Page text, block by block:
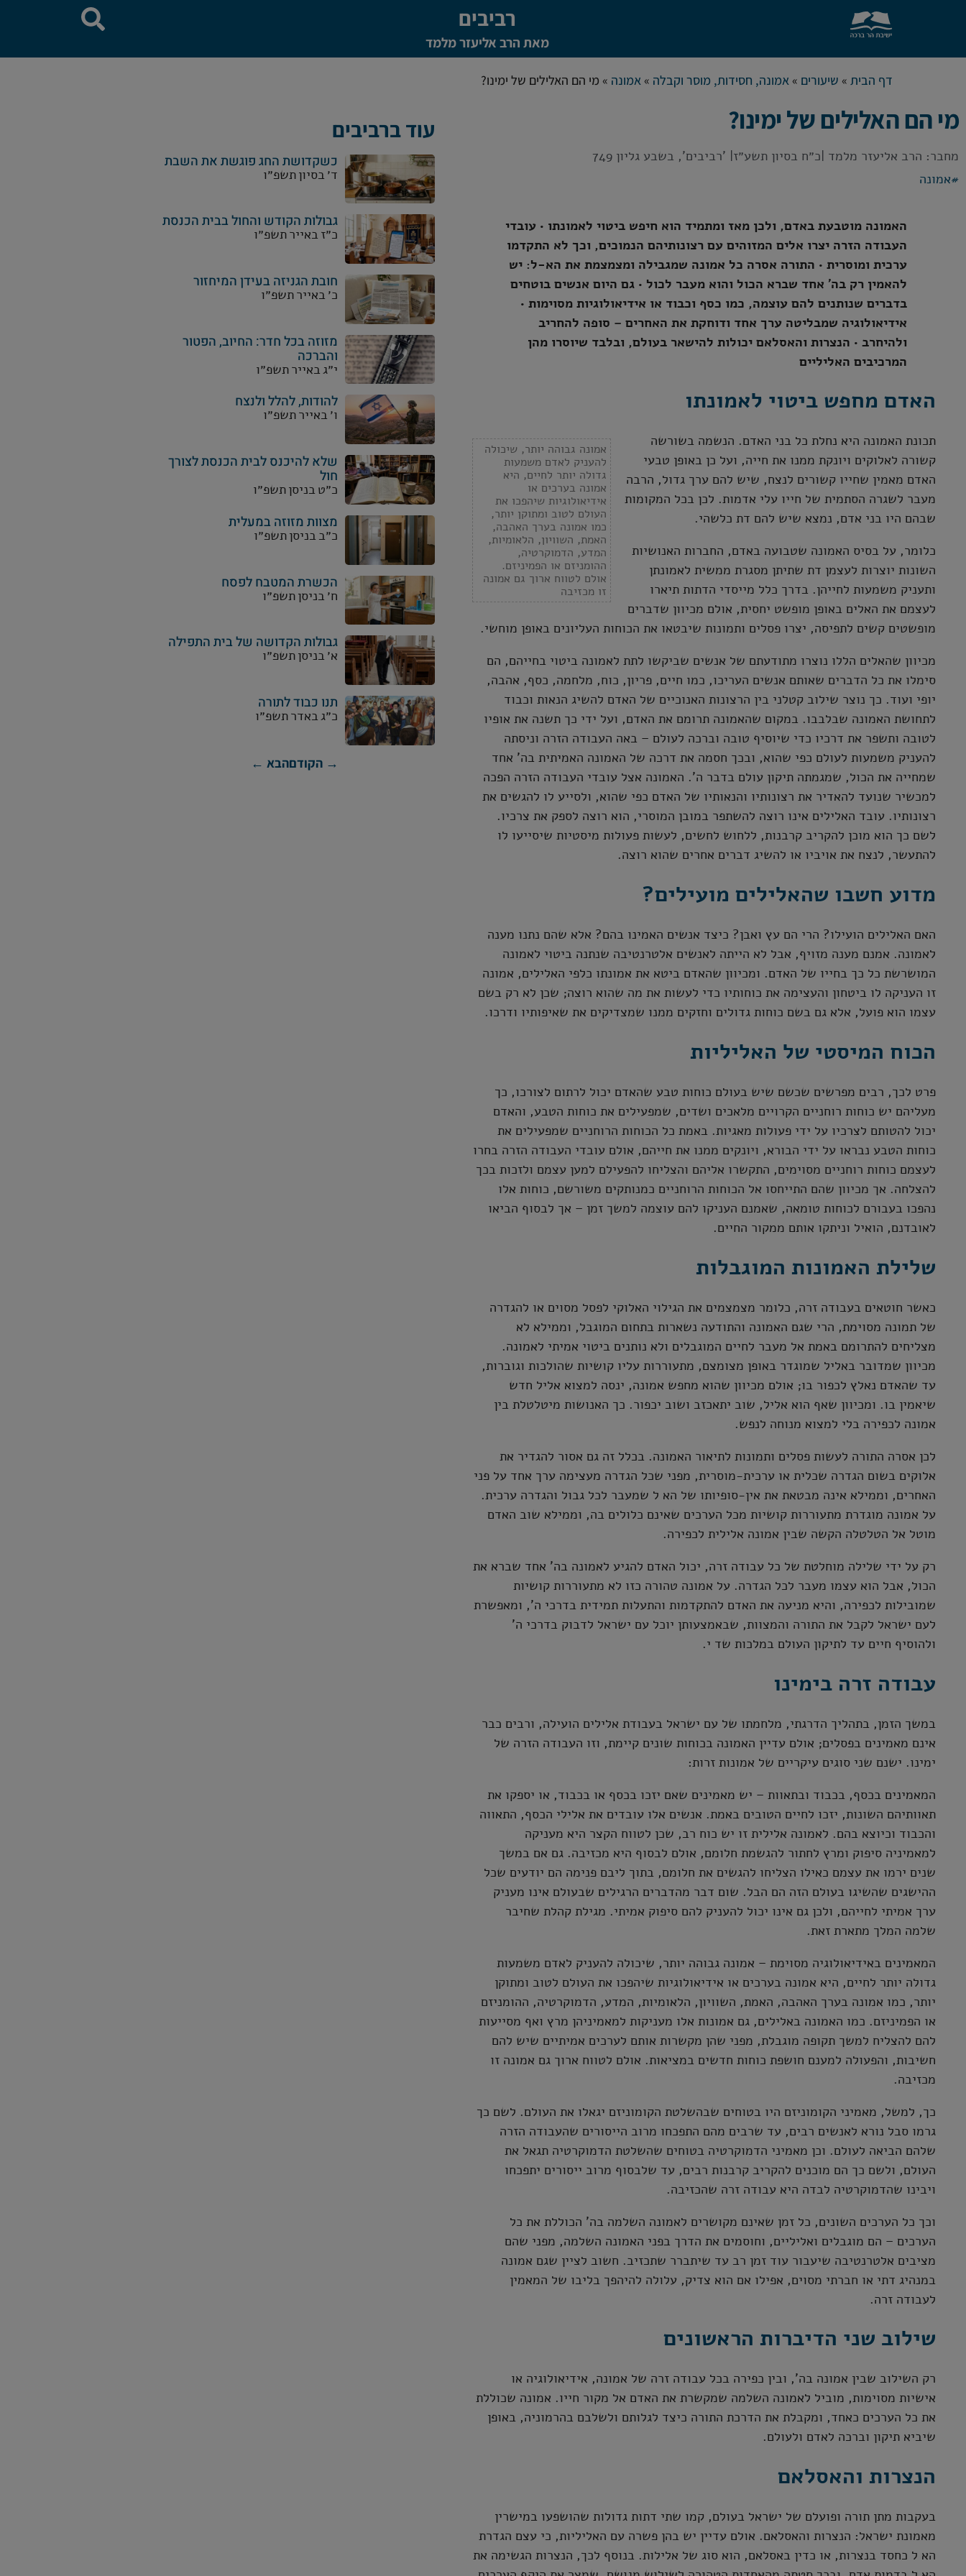
רביבים
מאת הרב אליעזר מלמד
דף הבית » שיעורים » אמונה, חסידות, מוסר וקבלה » אמונה » מי הם האלילים של ימינו?
מי הם האלילים של ימינו?
מחבר: הרב אליעזר מלמד |כ״ח בסיון תשע״ז| 'רביבים', בשבע גליון 749
#אמונה
האמונה מוטבעת באדם, ולכן מאז ומתמיד הוא חיפש ביטוי לאמונתו • עובדי
העבודה הזרה יצרו אלים המזוהים עם רצונותיהם הנמוכים, וכך לא התקדמו
ערכית ומוסרית • התורה אסרה כל אמונה שמגבילה ומצמצמת את הא-ל: יש
להאמין רק בה' אחד שברא הכול והוא מעבר לכול • גם היום אנשים בוטחים
בדברים שנותנים להם עוצמה, כמו כסף וכבוד או אידיאולוגיות מסוימות •
אידיאולוגיה שמבליטה ערך אחד ודוחקת את האחרים – סופה להחריב
ולהיחרב • הנצרות והאסלאם יכולות להישאר בעולם, ובלבד שיוסרו מהן
המרכיבים האליליים
האדם מחפש ביטוי לאמונתו
אמונה גבוהה יותר, שיכולה
להעניק לאדם משמעות
גדולה יותר לחיים, היא
אמונה בערכים או
אידיאולוגיות שיהפכו את
העולם לטוב ומתוקן יותר,
כמו אמונה בערך האהבה,
האמת, השוויון, הלאומיות,
המדע, הדמוקרטיה,
ההומניזם או הפמיניזם.
אולם לטווח ארוך גם אמונה
זו מכזיבה
תכונת האמונה היא נחלת כל בני האדם. הנשמה בשורשה
קשורה לאלוקים ויונקת ממנו את חייה, ועל כן באופן טבעי
האדם מאמין שחייו קשורים לנצח, שיש להם ערך גדול, הרבה
מעבר לשגרה הסתמית של חייו עלי אדמות. לכן בכל המקומות
שבהם היו בני אדם, נמצא שיש להם דת כלשהי.
כלומר, על בסיס האמונה שטבועה באדם, החברות האנושיות
השונות יוצרות לעצמן דת שתיתן מסגרת ממשית לאמונתן
ותעניק משמעות לחייהן. בדרך כלל מייסדי הדתות תיארו
לעצמם את האלים באופן מופשט יחסית, אולם מכיוון שדברים
מופשטים קשים לתפיסה, יצרו פסלים ותמונות שיבטאו את הכוחות העליונים באופן מוחשי.
מכיוון שהאלים הללו נוצרו מתודעתם של אנשים שביקשו לתת לאמונה ביטוי בחייהם, הם
סימלו את כל הדברים שאותם אנשים העריכו, כמו חיים, פריון, כוח, מלחמה, כסף, אהבה,
יופי ועוד. כך נוצר שילוב קטלני בין הרצונות האנוכיים של האדם להשיג הנאות וכבוד
לתחושת האמונה שבלבבו. במקום שהאמונה תרומם את האדם, ועל ידי כך תשנה את אופיו
לטובה ותשפר את דרכיו כדי שיוסיף טובה וברכה לעולם – באה העבודה הזרה וניסתה
להעניק משמעות לעולם כפי שהוא, ובכך חסמה את דרכה של האמונה האמיתית בה' אחד
שמחייה את הכול, שמגמתה תיקון עולם בדבר ה'. האמונה אצל עובדי העבודה הזרה הפכה
למכשיר שנועד להאדיר את רצונותיו והנאותיו של האדם כפי שהוא, ולסייע לו להגשים את
רצונותיו. עובד האלילים אינו רוצה להשתפר במובן המוסרי, הוא רוצה לספק את צרכיו.
לשם כך הוא מוכן להקריב קרבנות, ללחוש לחשים, לעשות פעולות מיסטיות שיסייעו לו
להתעשר, לנצח את אויביו או להשיג דברים אחרים שהוא רוצה.
מדוע חשבו שהאלילים מועילים?
האם האלילים הועילו? הרי הם עץ ואבן? כיצד אנשים האמינו בהם? אלא שהם נתנו מענה
לאמונה. אמנם מענה מזויף, אבל לא הייתה לאנשים אלטרנטיבה שנתנה ביטוי לאמונה
המושרשת כל כך בחייו של האדם. ומכיוון שהאדם ביטא את אמונתו כלפי האלילים, אמונה
זו העניקה לו ביטחון והעצימה את כוחותיו כדי לעשות את מה שהוא רוצה; שכן לא רק בשם
עצמו הוא פועל, אלא גם בשם כוחות גדולים וחזקים ממנו שמצדיקים את שאיפותיו ודרכו.
הכוח המיסטי של האליליות
פרט לכך, רבים מפרשים שכשם שיש בעולם כוחות טבע שהאדם יכול לרתום לצורכו, כך
מעליהם יש כוחות רוחניים הקרויים מלאכים ושדים, שמפעילים את כוחות הטבע, והאדם
יכול להטותם לצרכיו על ידי פעולות מאגיות. באמת כל הכוחות הרוחניים שמפעילים את
כוחות הטבע נבראו על ידי הבורא, ויונקים ממנו את חייהם, אולם עובדי העבודה הזרה בחרו
לעצמם כוחות רוחניים מסוימים, התקשרו אליהם והצליחו להפעילם למען עצמם ולזכות בכך
להצלחה. אך מכיוון שהם התייחסו אל הכוחות הרוחניים כמנותקים משורשם, כוחות אלו
נהפכו בעבורם לכוחות טומאה, שאמנם העניקו להם עוצמה למשך זמן – אך לבסוף הביאו
לאובדנם, הואיל וניתקו אותם ממקור החיים.
שלילת האמונות המוגבלות
כאשר חוטאים בעבודה זרה, כלומר מצמצמים את הגילוי האלוקי לפסל מסוים או להגדרה
של תמונה מסוימת, הרי שגם האמונה והתודעה נשארות בתחום המוגבל, וממילא לא
מצליחים להתרומם באמת אל מעבר לחיים המוגבלים ולא נותנים ביטוי אמיתי לאמונה.
מכיוון שמדובר באליל שמוגדר באופן מצומצם, מתעוררות עליו קושיות שהולכות וגוברות,
עד שהאדם נאלץ לכפור בו; אולם מכיוון שהוא מחפש אמונה, ינסה למצוא אליל חדש
שיאמין בו. ומכיוון שאף הוא אליל, שוב יתאכזב ושוב יכפור. כך האנושות מיטלטלת בין
אמונה לכפירה בלי למצוא מנוחה לנפש.
לכן אסרה התורה לעשות פסלים ותמונות לתיאור האמונה. בכלל זה גם אסור להגדיר את
אלוקים בשום הגדרה שכלית או ערכית-מוסרית, מפני שכל הגדרה מעצימה ערך אחד על פני
האחרים, וממילא אינה מבטאת את אין-סופיותו של הא ל שמעבר לכל גבול והגדרה ערכית.
על אמונה מוגדרת מתעוררות קושיות מכל הערכים שאינם כלולים בה, וממילא שוב האדם
מוטל אל הטלטלה הקשה שבין אמונה אלילית לכפירה.
רק על ידי שלילה מוחלטת של כל עבודה זרה, יכול האדם להגיע לאמונה בה' אחד שברא את
הכול, אבל הוא עצמו מעבר לכל הגדרה. על אמונה טהורה כזו לא מתעוררות קושיות
שמובילות לכפירה, והיא מניעה את האדם להתקדמות והתעלות תמידית בדרכי ה', ומאפשרת
לעם ישראל לקבל את התורה והמצוות, שבאמצעותן יוכל עם ישראל לדבוק בדרכי ה'
ולהוסיף חיים עד לתיקון העולם במלכות שד י.
עבודה זרה בימינו
במשך הזמן, בתהליך הדרגתי, מלחמתו של עם ישראל בעבודת אלילים הועילה, ורבים כבר
אינם מאמינים בפסלים; אולם עדיין האמונה בכוחות שונים קיימת, וזו העבודה הזרה של
ימינו. ישנם שני סוגים עיקריים של אמונות זרות:
המאמינים בכסף, בכבוד ובתאוות – יש מאמינים שאם יזכו בכסף או בכבוד, או יספקו את
תאוותיהם השונות, יזכו לחיים הטובים באמת. אנשים אלו עובדים את אלילי הכסף, התאווה
והכבוד וכיוצא בהם. לאמונה אלילית זו יש כוח רב, שכן לטווח הקצר היא מעניקה
למאמיניה סיפוק ומרץ לחתור להגשמת חלומם, אולם לבסוף היא מכזיבה. גם אם במשך
שנים ירמו את עצמם כאילו הצליחו להגשים את חלומם, בתוך ליבם פנימה הם יודעים שכל
ההישגים שהשיגו בעולם הזה הם הבל. שום דבר מהדברים הרגילים שבעולם אינו מעניק
ערך אמיתי לחייהם, ולכן גם אינו יכול להעניק להם סיפוק אמיתי. מגילת קהלת שחיבר
שלמה המלך מתארת זאת.
המאמינים באידיאולוגיה מסוימת – אמונה גבוהה יותר, שיכולה להעניק לאדם משמעות
גדולה יותר לחיים, היא אמונה בערכים או אידיאולוגיות שיהפכו את העולם לטוב ומתוקן
יותר, כמו אמונה בערך האהבה, האמת, השוויון, הלאומיות, המדע, הדמוקרטיה, ההומניזם
או הפמיניזם. כמו האמונה באלילים, גם אמונות אלו מעניקות למאמיניהן מרץ ואף מסייעות
להם להצליח למשך תקופה מוגבלת, מפני שהן מקשרות אותם לערכים אמיתיים שיש להם
חשיבות, והפעולה למענם חושפת כוחות חדשים במציאות. אולם לטווח ארוך גם אמונה זו
מכזיבה.
כך, למשל, מאמיני הקומוניזם היו בטוחים שבהשלטת הקומוניזם יגאלו את העולם. לשם כך
גרמו סבל נורא לאנשים רבים, עד שרבים מהם התפכחו מרוב הייסורים שהעבודה הזרה
שלהם הביאה לעולם. וכן מאמיני הדמוקרטיה בטוחים שהשלטת הדמוקרטיה תגאל את
העולם, ולשם כך הם מוכנים להקריב קרבנות רבים, עד שלבסוף מרוב ייסורים יתפכחו
ויבינו שהדמוקרטיה לבדה היא עבודה זרה שהכזיבה.
וכך כל הערכים השונים, כל זמן שאינם מקושרים לאמונה השלמה בה' הכוללת את כל
הערכים – הם מוגבלים ואליליים, וחוסמים את הדרך בפני האמונה השלמה, מפני שהם
מציבים אלטרנטיבה שיעבור עוד זמן רב עד שיתברר שתכזיב. חשוב לציין שגם אמונה
במנהיג דתי או חברתי מסוים, אפילו אם הוא צדיק, עלולה להיהפך בליבו של המאמין
לעבודה זרה.
שילוב שני הדיברות הראשונים
רק השילוב שבין אמונה בה', ובין כפירה בכל עבודה זרה של אמונה, אידיאולוגיה או
אישיות מסוימות, מוביל לאמונה השלמה שמקשרת את האדם אל מקור חייו. אמונה שכוללת
את כל הערכים כאחד, ומקבלת את הדרכת התורה כיצד לגלותם ולשלבם בהרמוניה, באופן
שיביא תיקון וברכה לאדם ולעולם.
הנצרות והאסלאם
בעקבות מתן תורה ופועלם של ישראל בעולם, קמו שתי דתות גדולות שהושפעו במישרין
מאמונת ישראל: הנצרות והאסלאם. אולם עדיין יש בהן פשרה עם האליליות, כי עצם הגדרת
הא ל כחסד בנצרות, או כדין באסלאם, הוא סוג של אלילות. בנוסף לכך, הנצרות הגשימה את
עוד ברביבים
כשקדושת החג פוגשת את השבת
ד׳ בסיון תשפ״ו
גבולות הקודש והחול בבית הכנסת
כ״ז באייר תשפ״ו
חובת הגניזה בעידן המיחזור
כ׳ באייר תשפ״ו
מזוזה בכל חדר: החיוב, הפטור
והברכה
י״ג באייר תשפ״ו
להודות, להלל ולנצח
ו׳ באייר תשפ״ו
שלא להיכנס לבית הכנסת לצורך
חול
כ״ט בניסן תשפ״ו
מצוות מזוזה במעלית
כ״ב בניסן תשפ״ו
הכשרת המטבח לפסח
ח׳ בניסן תשפ״ו
גבולות הקדושה של בית התפילה
א׳ בניסן תשפ״ו
תנו כבוד לתורה
כ״ג באדר תשפ״ו
→ הקודםהבא ←